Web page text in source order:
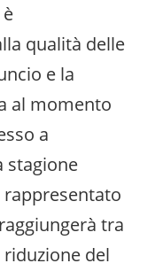
qualità delle
e la
al momento
a
stagione
rappresentato
tra
del